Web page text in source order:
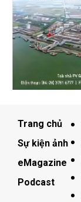
Trang chủ
Sự kiện ảnh
eMagazine
Podcast